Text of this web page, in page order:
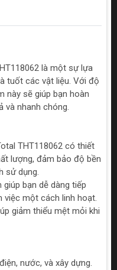
là một sự lựa
tuốt các vật liệu. Với độ
này sẽ giúp bạn hoàn
và nhanh chóng.
THT118062 có thiết
lượng, đảm bảo độ bền
sử dụng.
bạn dễ dàng tiếp
việc một cách linh hoạt.
giảm thiểu mệt mỏi khi
nước, và xây dựng.